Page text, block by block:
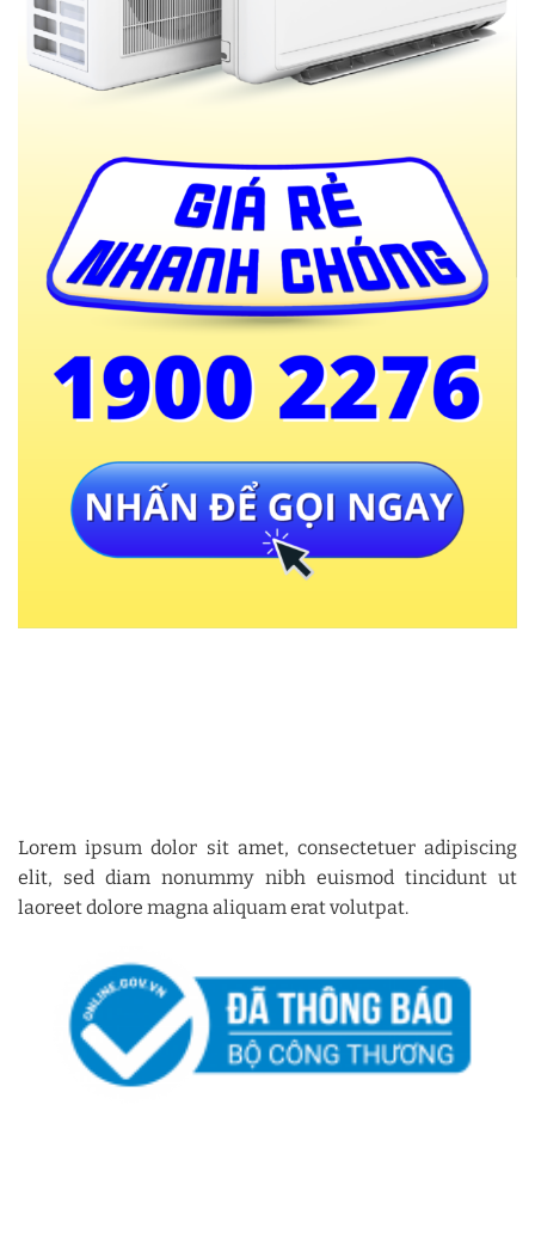
Lorem ipsum dolor sit amet, consectetuer adipiscing
elit, sed diam nonummy nibh euismod tincidunt ut
laoreet dolore magna aliquam erat volutpat.